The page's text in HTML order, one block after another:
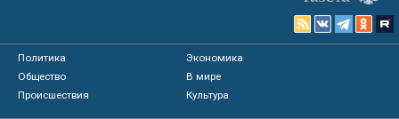
Политика
Экономика
Общество
В мире
Происшествия
Культура